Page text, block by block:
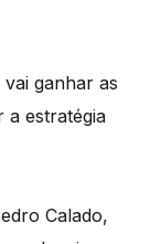
ganhar as
a estratégia
Calado,